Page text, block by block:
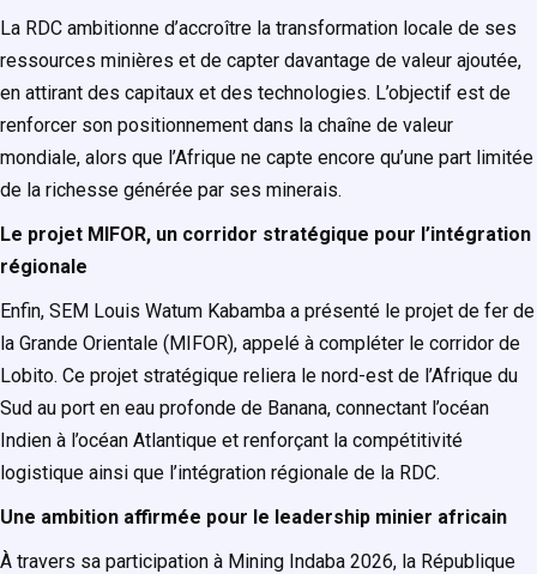
La RDC ambitionne d’accroître la transformation locale de ses
ressources minières et de capter davantage de valeur ajoutée,
en attirant des capitaux et des technologies. L’objectif est de
renforcer son positionnement dans la chaîne de valeur
mondiale, alors que l’Afrique ne capte encore qu’une part limitée
de la richesse générée par ses minerais.
Le projet MIFOR, un corridor stratégique pour l’intégration
régionale
Enfin, SEM Louis Watum Kabamba a présenté le projet de fer de
la Grande Orientale (MIFOR), appelé à compléter le corridor de
Lobito. Ce projet stratégique reliera le nord-est de l’Afrique du
Sud au port en eau profonde de Banana, connectant l’océan
Indien à l’océan Atlantique et renforçant la compétitivité
logistique ainsi que l’intégration régionale de la RDC.
Une ambition affirmée pour le leadership minier africain
À travers sa participation à Mining Indaba 2026, la République